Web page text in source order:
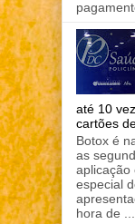
até 10
cartões
Botox é
as
aplicação
especial
hora de ...